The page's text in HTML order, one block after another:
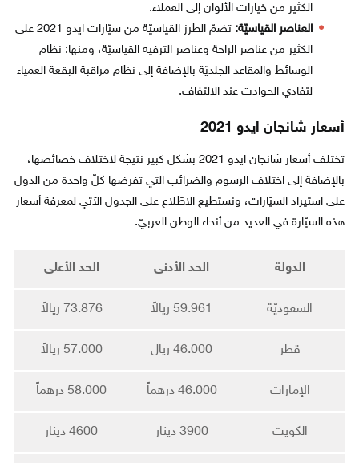
الكثير من خيارات الألوان إلى العملاء.
العناصر القياسيّة:
تضمّ الطرز القياسيّة من سيّارات ايدو 2021 على
الكثير من عناصر الراحة وعناصر الترفيه القياسيّة، ومنها: نظام
الوسائط والمقاعد الجلديّة بالإضافة إلى نظام مراقبة البقعة العمياء
لتفادي الحوادث عند الالتفاف.
أسعار شانجان ايدو 2021
تختلف أسعار شانجان ايدو 2021 بشكل كبير نتيجة لاختلاف خصائصها،
بالإضافة إلى اختلاف الرسوم والضرائب التي تفرضها كلّ واحدة من الدول
على استيراد السيّارات، ونستطيع الاطّلاع على الجدول الآتي لمعرفة أسعار
هذه السيّارة في العديد من أنحاء الوطن العربيّ.
الدولة الحد الأدنى الحد الأعلى
السعوديّة 59.961 ريالاً 73.876 ريالاً
قطر 46.000 ريال 57.000 ريالاً
الإمارات 46.000 درهماً 58.000 درهماً
الكويت 3900 دينار 4600 دينار